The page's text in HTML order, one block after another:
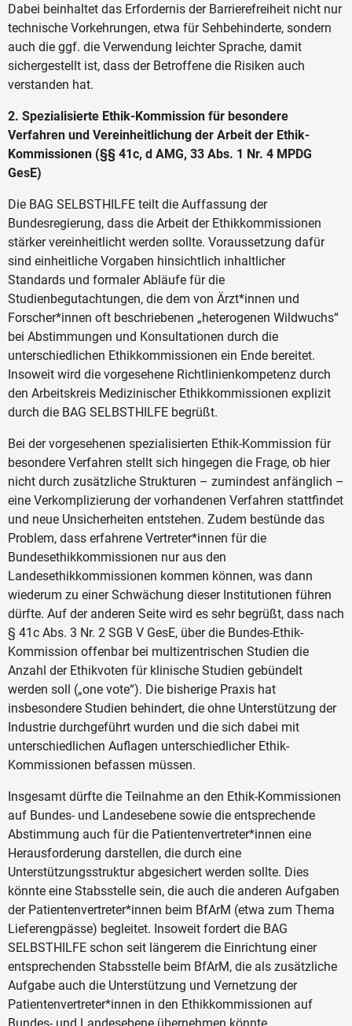
Dabei beinhaltet das Erfordernis der Barrierefreiheit nicht nur
technische Vorkehrungen, etwa für Sehbehinderte, sondern
auch die ggf. die Verwendung leichter Sprache, damit
sichergestellt ist, dass der Betroffene die Risiken auch
verstanden hat.
2. Spezialisierte Ethik-Kommission für besondere
Verfahren und Vereinheitlichung der Arbeit der Ethik-
Kommissionen (§§ 41c, d AMG, 33 Abs. 1 Nr. 4 MPDG
GesE)
Die BAG SELBSTHILFE teilt die Auffassung der
Bundesregierung, dass die Arbeit der Ethikkommissionen
stärker vereinheitlicht werden sollte. Voraussetzung dafür
sind einheitliche Vorgaben hinsichtlich inhaltlicher
Standards und formaler Abläufe für die
Studienbegutachtungen, die dem von Ärzt*innen und
Forscher*innen oft beschriebenen „heterogenen Wildwuchs“
bei Abstimmungen und Konsultationen durch die
unterschiedlichen Ethikkommissionen ein Ende bereitet.
Insoweit wird die vorgesehene Richtlinienkompetenz durch
den Arbeitskreis Medizinischer Ethikkommissionen explizit
durch die BAG SELBSTHILFE begrüßt.
Bei der vorgesehenen spezialisierten Ethik-Kommission für
besondere Verfahren stellt sich hingegen die Frage, ob hier
nicht durch zusätzliche Strukturen – zumindest anfänglich –
eine Verkomplizierung der vorhandenen Verfahren stattfindet
und neue Unsicherheiten entstehen. Zudem bestünde das
Problem, dass erfahrene Vertreter*innen für die
Bundesethikkommissionen nur aus den
Landesethikkommissionen kommen können, was dann
wiederum zu einer Schwächung dieser Institutionen führen
dürfte. Auf der anderen Seite wird es sehr begrüßt, dass nach
§ 41c Abs. 3 Nr. 2 SGB V GesE, über die Bundes-Ethik-
Kommission offenbar bei multizentrischen Studien die
Anzahl der Ethikvoten für klinische Studien gebündelt
werden soll („one vote“). Die bisherige Praxis hat
insbesondere Studien behindert, die ohne Unterstützung der
Industrie durchgeführt wurden und die sich dabei mit
unterschiedlichen Auflagen unterschiedlicher Ethik-
Kommissionen befassen müssen.
Insgesamt dürfte die Teilnahme an den Ethik-Kommissionen
auf Bundes- und Landesebene sowie die entsprechende
Abstimmung auch für die Patientenvertreter*innen eine
Herausforderung darstellen, die durch eine
Unterstützungsstruktur abgesichert werden sollte. Dies
könnte eine Stabsstelle sein, die auch die anderen Aufgaben
der Patientenvertreter*innen beim BfArM (etwa zum Thema
Lieferengpässe) begleitet. Insoweit fordert die BAG
SELBSTHILFE schon seit längerem die Einrichtung einer
entsprechenden Stabsstelle beim BfArM, die als zusätzliche
Aufgabe auch die Unterstützung und Vernetzung der
Patientenvertreter*innen in den Ethikkommissionen auf